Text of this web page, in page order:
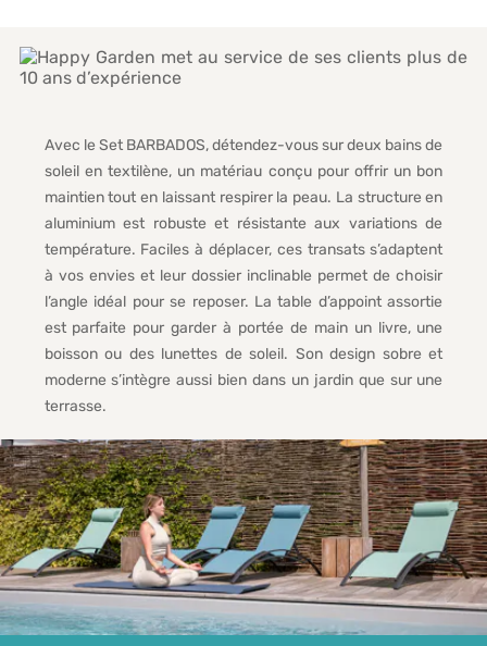
Avec le Set BARBADOS, détendez-vous sur deux bains de
soleil en textilène, un matériau conçu pour offrir un bon
maintien tout en laissant respirer la peau. La structure en
aluminium est robuste et résistante aux variations de
température. Faciles à déplacer, ces transats s’adaptent
à vos envies et leur dossier inclinable permet de choisir
l’angle idéal pour se reposer. La table d’appoint assortie
est parfaite pour garder à portée de main un livre, une
boisson ou des lunettes de soleil. Son design sobre et
moderne s’intègre aussi bien dans un jardin que sur une
terrasse.